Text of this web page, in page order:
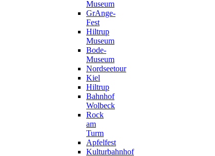
Museum
GrAnge-
Fest
Hiltrup
Museum
Bode-
Museum
Nordseetour
Kiel
Hiltrup
Bahnhof
Wolbeck
Rock
am
Turm
Apfelfest
Kulturbahnhof